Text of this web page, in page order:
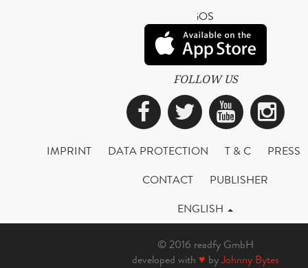
iOS
FOLLOW US
Facebook
Twitter
IMPRINT DATA PROTECTION T & C
PRESS
CONTACT
PUBLISHER
ENGLISH
© 2016 readfy GmbH
developed with ♥ byJohnny Bytes